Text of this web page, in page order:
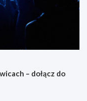
– dołącz do